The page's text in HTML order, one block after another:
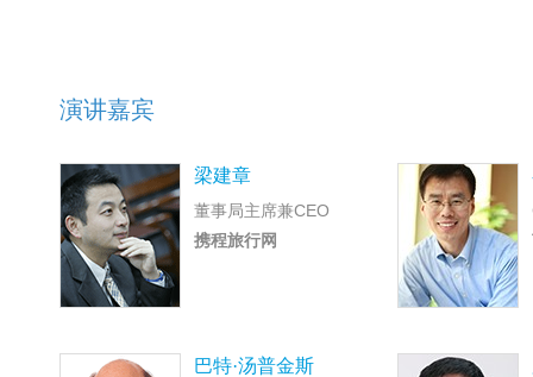
演讲嘉宾
梁建章
董事局主席兼CEO
携程旅行网
巴特·汤普金斯